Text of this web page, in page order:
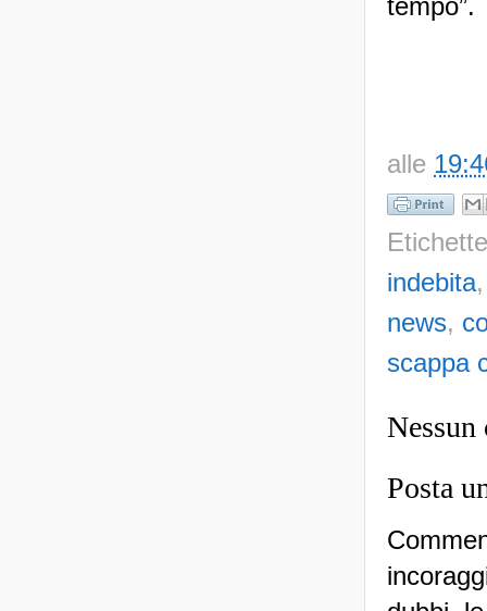
alle
indebita
news,
scappa
Nessun
Posta